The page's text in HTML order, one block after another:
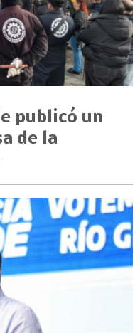
publicó un
de la